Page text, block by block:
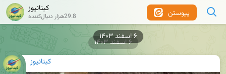
۶ اسفند ۱۴۰۳
پیوستن کبنانیوز
29.8هزار دنبال‌کننده
کبنانیوز
۶ اسفند ۱۴۰۳